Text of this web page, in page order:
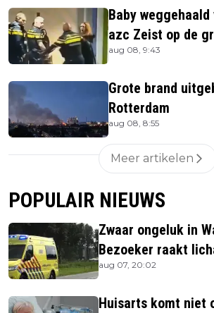
Baby
azc Zeist op de
aug 08, 9:43
Grote brand
Rotterdam
aug 08, 8:55
Meer artikelen
POPULAIR NIEUWS
Zwaar ongeluk in
Bezoeker raakt
aug 07, 20:02
Huisarts komt niet